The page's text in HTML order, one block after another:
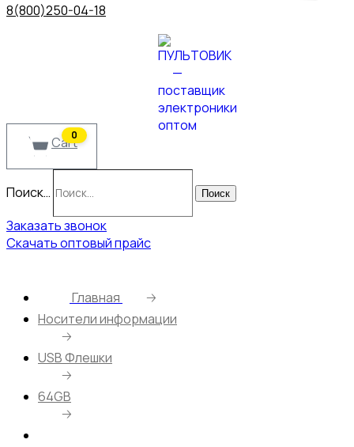
8(800)250-04-18
0
Cart
Поиск… Поиск
Заказать звонок
Скачать оптовый прайс
Главная
🡢
Носители информации
🡢
USB Флешки
🡢
64GB
🡢